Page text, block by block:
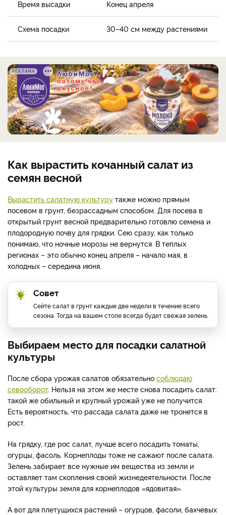
Время высадки Конец апреля
Схема посадки 30–40 см между растениями
РЕКЛАМА
Как вырастить кочанный салат из
семян весной
Вырастить салатную культуру также можно прямым
посевом в грунт, безрассадным способом. Для посева в
открытый грунт весной предварительно готовлю семена и
плодородную почву для грядки. Сею сразу, как только
понимаю, что ночные морозы не вернутся. В теплых
регионах – это обычно конец апреля – начало мая, в
холодных – середина июня.
Совет
Сейте салат в грунт каждые две недели в течение всего
сезона. Тогда на вашем столе всегда будет свежая зелень.
Выбираем место для посадки салатной
культуры
После сбора урожая салатов обязательно соблюдаю
севооборот. Нельзя на этом же месте снова посадить салат:
такой же обильный и крупный урожай уже не получится.
Есть вероятность, что рассада салата даже не тронется в
рост.
На грядку, где рос салат, лучше всего посадить томаты,
огурцы, фасоль. Корнеплоды тоже не сажают после салата.
Зелень забирает все нужные им вещества из земли и
оставляет там скопления своей жизнедеятельности. После
этой культуры земля для корнеплодов «ядовитая».
А вот для плетущихся растений – огурцов, фасоли, бахчевых